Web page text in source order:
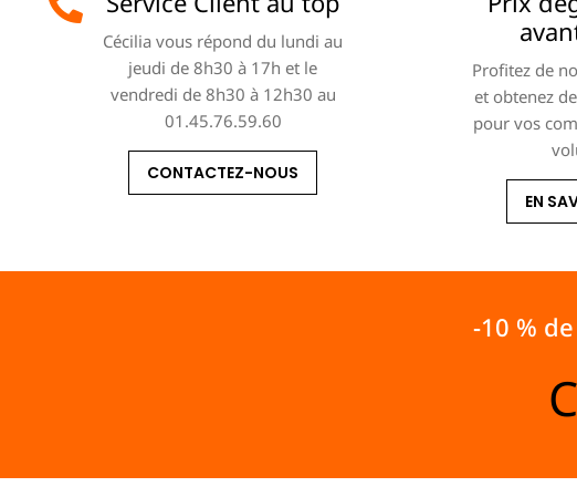
Cécilia vous répond du lundi au
jeudi de 8h30 à 17h et le
vendredi de 8h30 à 12h30 au
01.45.76.59.60
CONTACTEZ-NOUS
Profitez de
et obtenez
pour vos
EN
-10 %